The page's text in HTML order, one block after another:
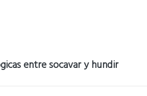
entre socavar y hundir